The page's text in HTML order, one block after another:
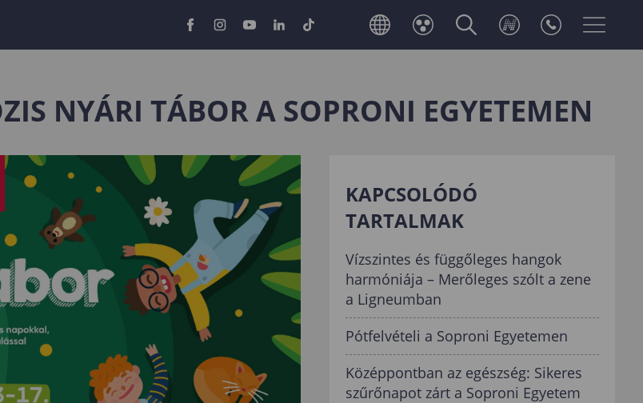
NYÁRI TÁBOR A SOPRONI EGYETEMEN
KAPCSOLÓDÓ
TARTALMAK
Vízszintes és függőleges hangok
harmóniája – Merőleges szólt a zene
a Ligneumban
Pótfelvételi a Soproni Egyetemen
Középpontban az egészség: Sikeres
szűrőnapot zárt a Soproni Egyetem